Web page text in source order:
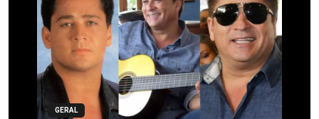
GERAL